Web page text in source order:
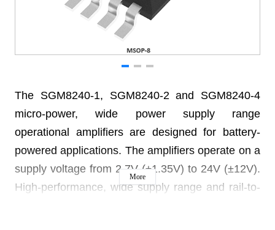
The SGM8240-1, SGM8240-2 and SGM8240-4
micro-power, wide power supply range
operational amplifiers are designed for battery-
powered applications. The amplifiers operate on a
supply voltage from 2.7V (±1.35V) to 24V (±12V).
High-performance, wide supply range and rail-to-
More